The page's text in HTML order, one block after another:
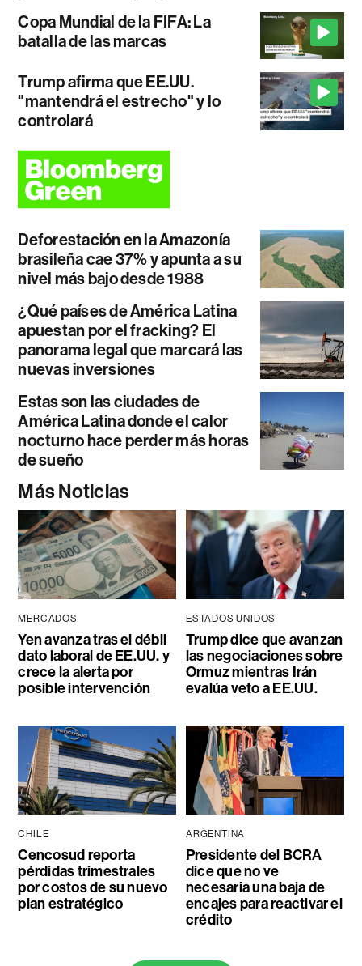
Copa Mundial de la FIFA: La
batalla de las marcas
Trump afirma que EE.UU.
"mantendrá el estrecho" y lo
controlará
Deforestación en la Amazonía
brasileña cae 37% y apunta a su
nivel más bajo desde 1988
¿Qué países de América Latina
apuestan por el fracking? El
panorama legal que marcará las
nuevas inversiones
Estas son las ciudades de
América Latina donde el calor
nocturno hace perder más horas
de sueño
Más Noticias
MERCADOS
Yen avanza tras el débil
dato laboral de EE.UU. y
crece la alerta por
posible intervención
ESTADOS UNIDOS
Trump dice que avanzan
las negociaciones sobre
Ormuz mientras Irán
evalúa veto a EE.UU.
CHILE
Cencosud reporta
pérdidas trimestrales
por costos de su nuevo
plan estratégico
ARGENTINA
Presidente del BCRA
dice que no ve
necesaria una baja de
encajes para reactivar el
crédito